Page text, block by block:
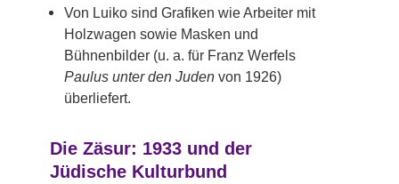
Von Luiko sind Grafiken wie Arbeiter mit
Holzwagen sowie Masken und
Bühnenbilder (u. a. für Franz Werfels
Paulus unter den Juden von 1926)
überliefert.
Die Zäsur: 1933 und der
Jüdische Kulturbund